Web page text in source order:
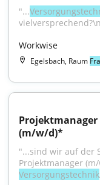
"...
Workwise
Egelsbach, Raum
Projektmanager
(m/w/d)*
"...sind wir auf der
Versorgungstechnik